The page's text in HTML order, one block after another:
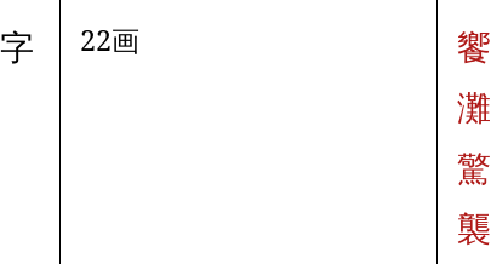
22画
饗
灘
驚
襲